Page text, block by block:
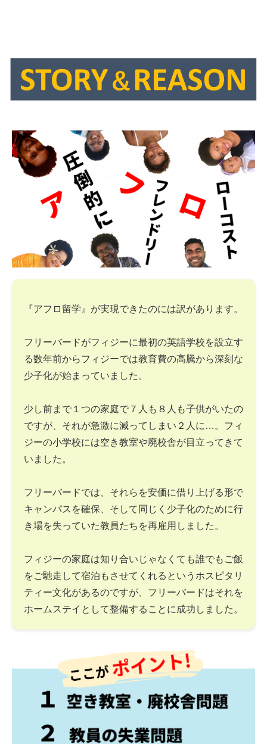
『アフロ留学』が実現できたのには訳があります。
フリーバードがフィジーに最初の英語学校を設立す
る数年前からフィジーでは教育費の高騰から深刻な
少子化が始まっていました。
少し前まで１つの家庭で７人も８人も子供がいたの
ですが、それが急激に減ってしまい２人に…。フィ
ジーの小学校には空き教室や廃校舎が目立ってきて
いました。
フリーバードでは、それらを安価に借り上げる形で
キャンパスを確保、そして同じく少子化のために行
き場を失っていた教員たちを再雇用しました。
フィジーの家庭は知り合いじゃなくても誰でもご飯
をご馳走して宿泊もさせてくれるというホスピタリ
ティー文化があるのですが、フリーバードはそれを
ホームステイとして整備することに成功しました。